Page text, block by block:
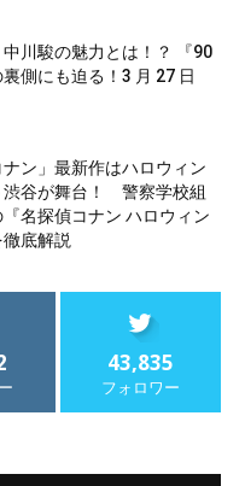
川駿の魅力とは！？ 『90
側にも迫る！3 月 27 日
ン」最新作はハロウィン
渋谷が舞台！ 警察学校組
名探偵コナン ハロウィン
底解説
43,835
フォロワー